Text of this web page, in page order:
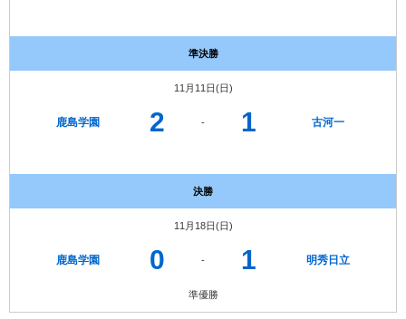
準決勝
11月11日(日)
鹿島学園 2 - 1 古河一
決勝
11月18日(日)
鹿島学園 0 - 1 明秀日立
準優勝